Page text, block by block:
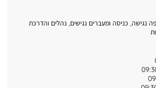
נגישה, כניסה ומעברים נגישים, נהלים והדרכת